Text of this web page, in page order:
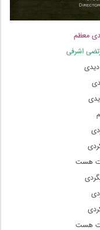
معظم
اشرفی
هست
هست